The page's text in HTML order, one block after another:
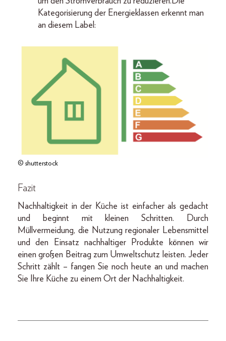
Kategorisierung der Energieklassen erkennt man
an diesem Label:
© shutterstock
Fazit
Nachhaltigkeit in der Küche ist einfacher als gedacht
und beginnt mit kleinen Schritten. Durch
Müllvermeidung, die Nutzung regionaler Lebensmittel
und den Einsatz nachhaltiger Produkte können wir
einen großen Beitrag zum Umweltschutz leisten. Jeder
Schritt zählt – fangen Sie noch heute an und machen
Sie Ihre Küche zu einem Ort der Nachhaltigkeit.